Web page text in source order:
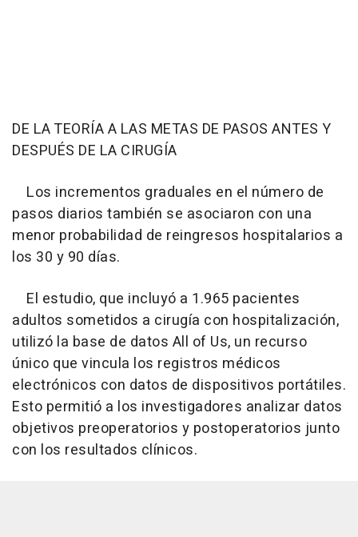
DE LA TEORÍA A LAS METAS DE PASOS ANTES Y
DESPUÉS DE LA CIRUGÍA
Los incrementos graduales en el número de
pasos diarios también se asociaron con una
menor probabilidad de reingresos hospitalarios a
los 30 y 90 días.
El estudio, que incluyó a 1.965 pacientes
adultos sometidos a cirugía con hospitalización,
utilizó la base de datos All of Us, un recurso
único que vincula los registros médicos
electrónicos con datos de dispositivos portátiles.
Esto permitió a los investigadores analizar datos
objetivos preoperatorios y postoperatorios junto
con los resultados clínicos.